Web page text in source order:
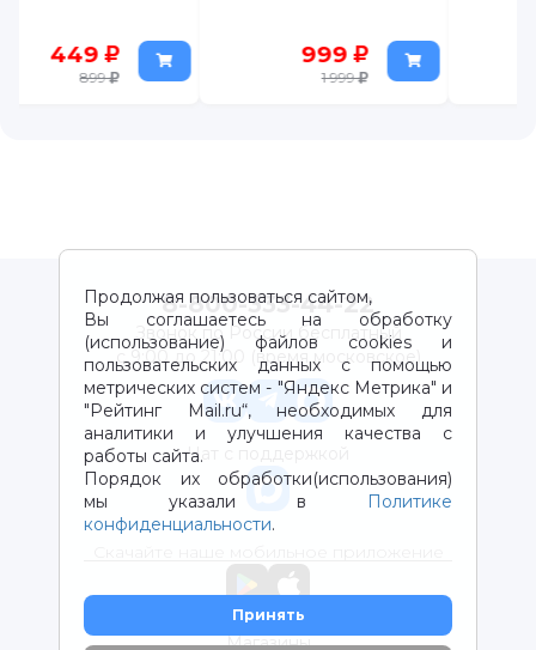
999
1 999
449
899
Продолжая пользоваться сайтом,
Вы соглашаетесь на обработку
(использование) файлов cookies и
пользовательских данных с помощью
метрических систем - "Яндекс Метрика" и
"Рейтинг Mail.ru“, необходимых для
аналитики и улучшения качества с
работы сайта.
Порядок их обработки(использования)
мы указали в
Политике
конфиденциальности.
Принять
8-800-333-44-22
Звонок по России бесплатный
с 9:00 до 21:00 (время московское)
Чат с поддержкой
Магазины